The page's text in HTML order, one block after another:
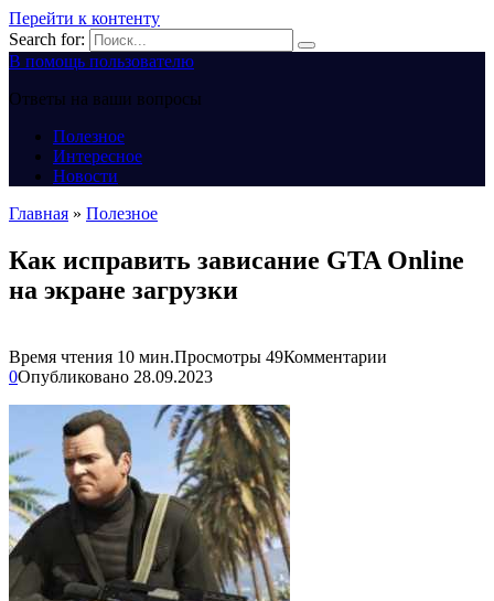
Перейти к контенту
Search for:
В помощь пользователю
Ответы на ваши вопросы
Полезное
Интересное
Новости
Главная » Полезное
Как исправить зависание GTA Online
на экране загрузки
Время чтения 10 мин.Просмотры 49Комментарии
0Опубликовано 28.09.2023